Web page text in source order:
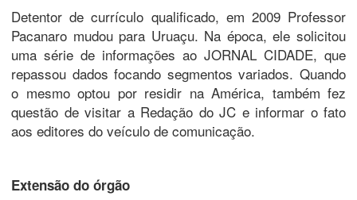
Detentor de currículo qualificado, em 2009 Professor
Pacanaro mudou para Uruaçu. Na época, ele solicitou
uma série de informações ao JORNAL CIDADE, que
repassou dados focando segmentos variados. Quando
o mesmo optou por residir na América, também fez
questão de visitar a Redação do JC e informar o fato
aos editores do veículo de comunicação.
Extensão do órgão